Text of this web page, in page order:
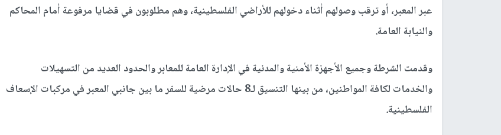
عبر المعبر، أو ترقب وصولهم أثناء دخولهم للأراضي الفلسطينية، وهم مطلوبون في قضايا مرفوعة أمام المحاكم
والنيابة العامة.
وقدمت الشرطة وجميع الأجهزة الأمنية والمدنية في الإدارة العامة للمعابر والحدود العديد من التسهيلات
والخدمات لكافة المواطنين، من بينها التنسيق لـ8 حالات مرضية للسفر ما بين جانبي المعبر في مركبات الإسعاف
الفلسطينية.